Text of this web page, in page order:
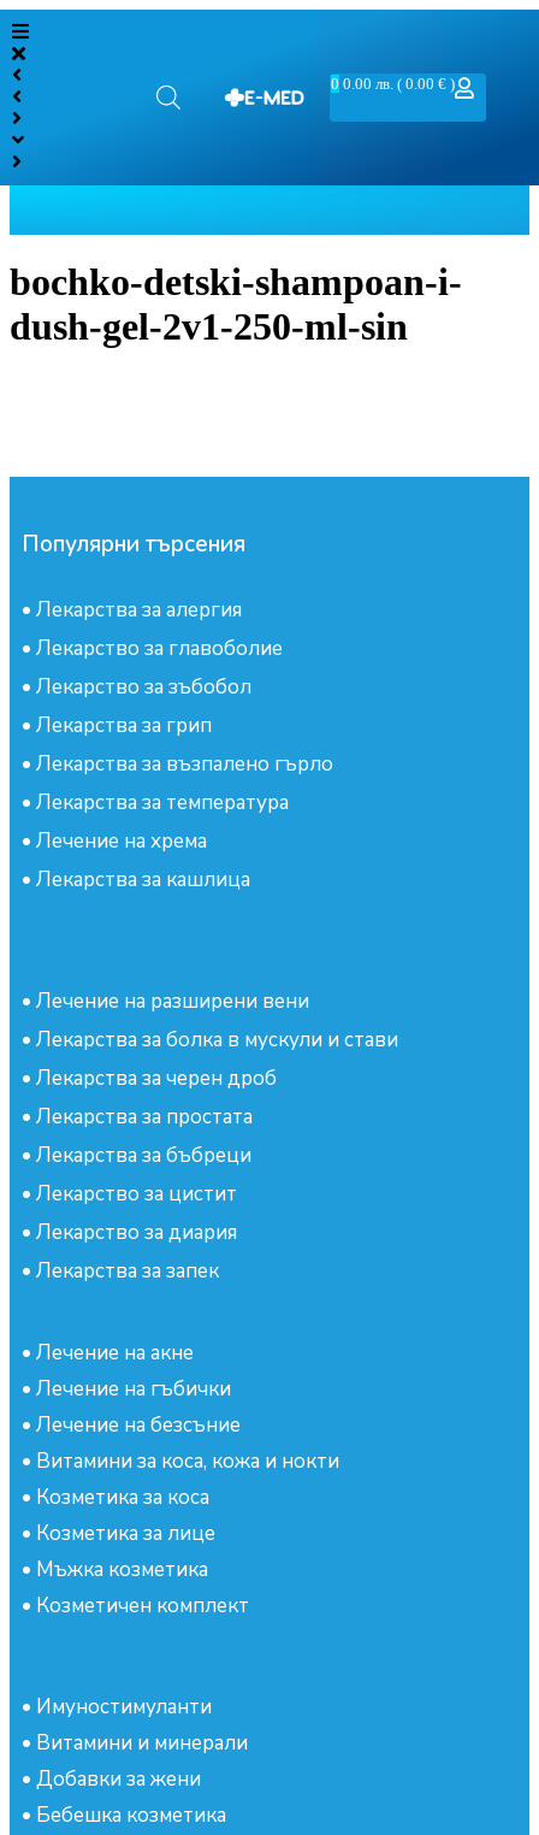
0 0.00лв. ( 0.00 € )
bochko-detski-shampoan-i-
dush-gel-2v1-250-ml-sin
Популярни търсения
• Лекарства за алергия
• Лекарство за главоболие
• Лекарство за зъбобол
• Лекарства за грип
• Лекарства за възпалено гърло
• Лекарства за температура
• Лечение на хрема
• Лекарства за кашлица
• Лечение на разширени вени
• Лекарства за болка в мускули и стави
• Лекарства за черен дроб
• Лекарства за простата
• Лекарства за бъбреци
• Лекарство за цистит
• Лекарство за диария
• Лекарства за запек
• Лечение на акне
• Лечение на гъбички
• Лечение на безсъние
• Витамини за коса, кожа и нокти
• Козметика за коса
• Козметика за лице
• Мъжка козметика
• Козметичен комплект
• Имуностимуланти
• Витамини и минерали
• Добавки за жени
• Бебешка козметика